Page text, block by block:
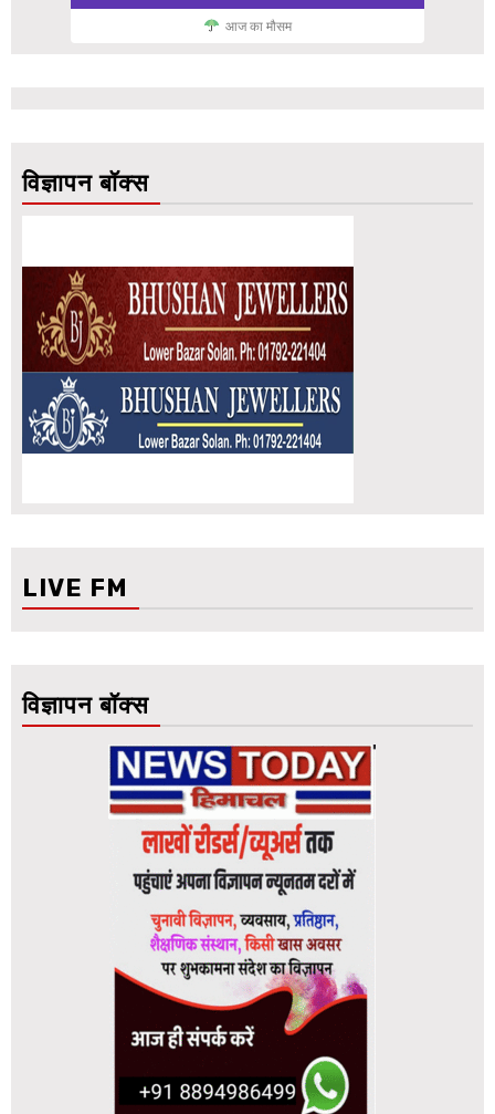
आज का मौसम
विज्ञापन बॉक्स
LIVE FM
विज्ञापन बॉक्स